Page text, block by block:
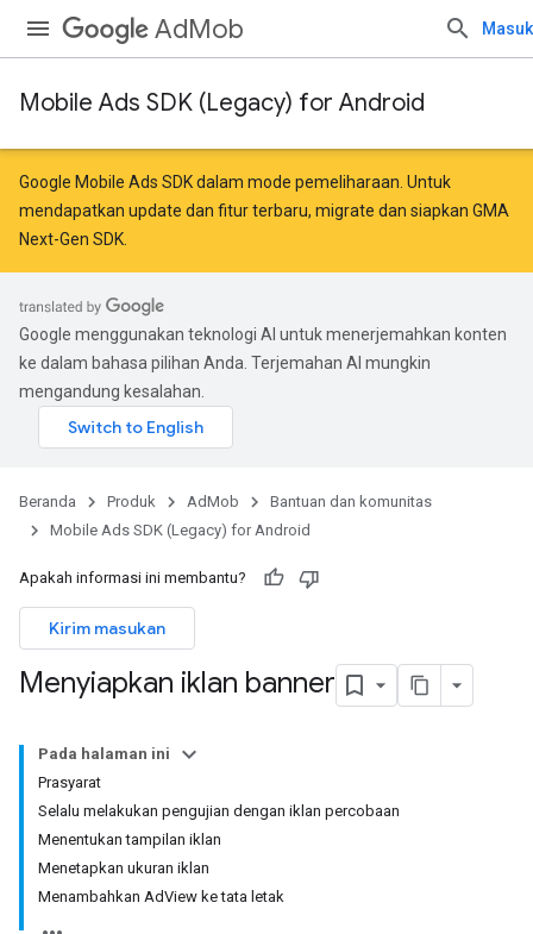
AdMob Masuk
Mobile Ads SDK (Legacy) for Android
Google Mobile Ads SDK dalam mode pemeliharaan. Untuk
mendapatkan update dan fitur terbaru, migrate dan siapkan GMA
Next-Gen SDK
Google menggunakan teknologi AI untuk menerjemahkan konten
ke dalam bahasa pilihan Anda. Terjemahan AI mungkin
mengandung kesalahan.
Beranda Produk AdMob
Bantuan dan komunitas
Mobile Ads SDK (Legacy) for Android
Apakah informasi ini membantu?
Kirim masukan
Menyiapkan iklan banner
Pada halaman ini
Prasyarat
Selalu melakukan pengujian dengan iklan percobaan
Menentukan tampilan iklan
Menetapkan ukuran iklan
Menambahkan AdView ke tata letak